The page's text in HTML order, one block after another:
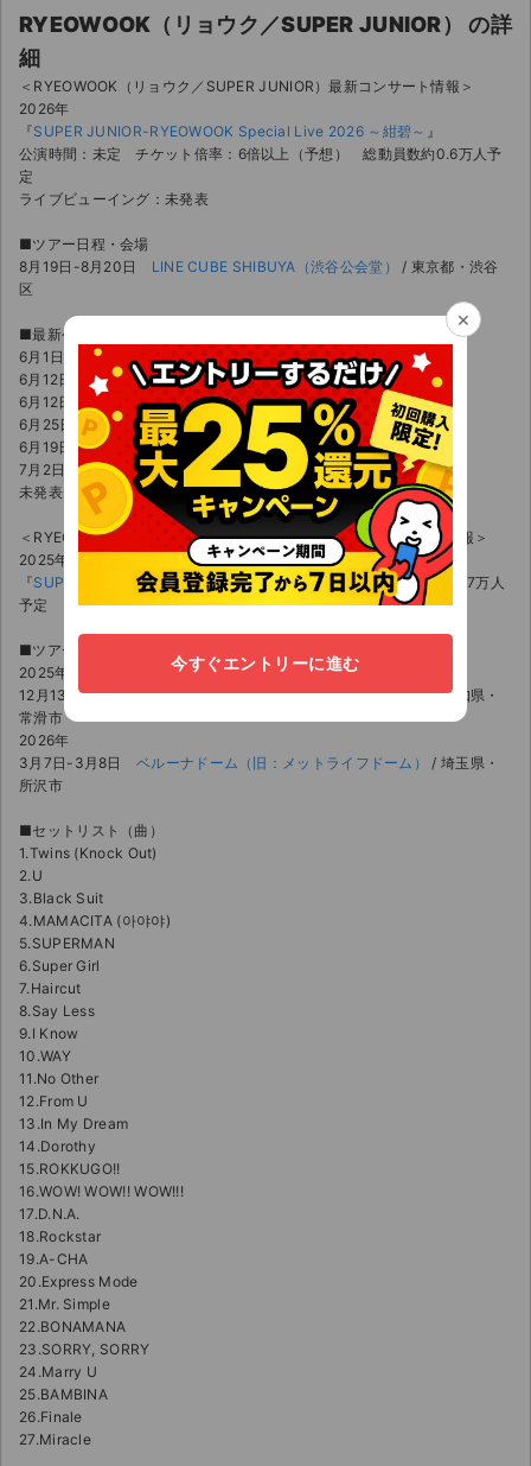
RYEOWOOK（リョウク／SUPER JUNIOR） の詳
細
＜RYEOWOOK（リョウク／SUPER JUNIOR）最新コンサート情報＞
2026年
『SUPER JUNIOR-RYEOWOOK Special Live 2026 ～紺碧～ 』
公演時間：未定 チケット倍率：6倍以上（予想） 総動員数約0.6万人予
定
ライブビューイング：未発表
■ツアー日程・会場
8月19日-8月20日 LINE CUBE SHIBUYA（渋谷公会堂）
/ 東京都・渋谷
区
■最新公演のチケット情報
6月1日-6月8日 ［FC1次先行］
6月12日 ［FC1次先行当落日］
6月12日-6月18日 ［FC2次先行］
6月25日 ［FC2次先行当落日］
6月19日-6月28日 ［オフィシャル先行］
7月2日 ［オフィシャル先行当落日］
未発表 ［一般販売日］
＜RYEOWOOK（リョウク／SUPER JUNIOR）過去のコンサート情報＞
2025年-2026年
『SUPER JUNIOR 20th Anniversary TOURin JAPAN』総動員数約7万人
予定
■ツアー日程・会場
2025年
12月13日-12月14日愛知県国際展示場（AICHI SKY EXPO）/ 愛知県・
常滑市
2026年
3月7日-3月8日ベルーナドーム（旧：メットライフドーム）
/ 埼玉県・
所沢市
■セットリスト（曲）
1.Twins (Knock Out)
2.U
3.Black Suit
4.MAMACITA (아야야)
5.SUPERMAN
6.Super Girl
7.Haircut
8.Say Less
9.I Know
10.WAY
11.No Other
12.From U
13.In My Dream
14.Dorothy
15.ROKKUGO!!
16.WOW! WOW!! WOW!!!
17.D.N.A.
18.Rockstar
19.A-CHA
20.Express Mode
21.Mr. Simple
22.BONAMANA
23.SORRY, SORRY
24.Marry U
25.BAMBINA
26.Finale
27.Miracle
×
今すぐエントリーに進む